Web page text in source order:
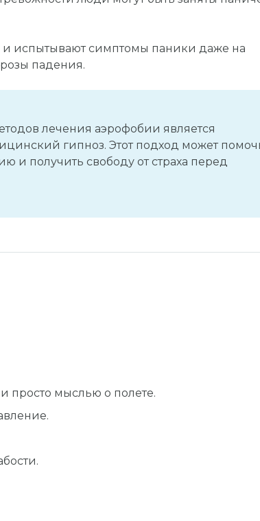
испытывают симптомы паники даже на
падения.
лечения аэрофобии является
гипноз. Этот подход может
и получить свободу от страха перед
просто мыслью о полете.